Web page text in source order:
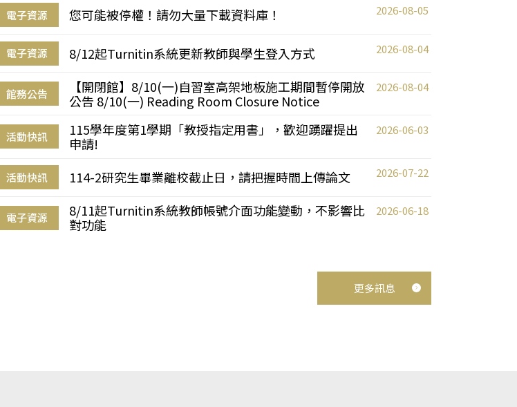
電子資源 您可能被停權！請勿大量下載資料庫！ 2026-08-05
電子資源 8/12起Turnitin系統更新教師與學生登入方式 2026-08-04
館務公告
【開閉館】8/10(一)自習室高架地板施工期間暫停開放
公告 8/10(一) Reading Room Closure Notice
2026-08-04
活動快訊
115學年度第1學期「教授指定用書」，歡迎踴躍提出
申請!
2026-06-03
活動快訊 114-2研究生畢業離校截止日，請把握時間上傳論文 2026-07-22
電子資源
8/11起Turnitin系統教師帳號介面功能變動，不影響比
對功能
2026-06-18
更多訊息